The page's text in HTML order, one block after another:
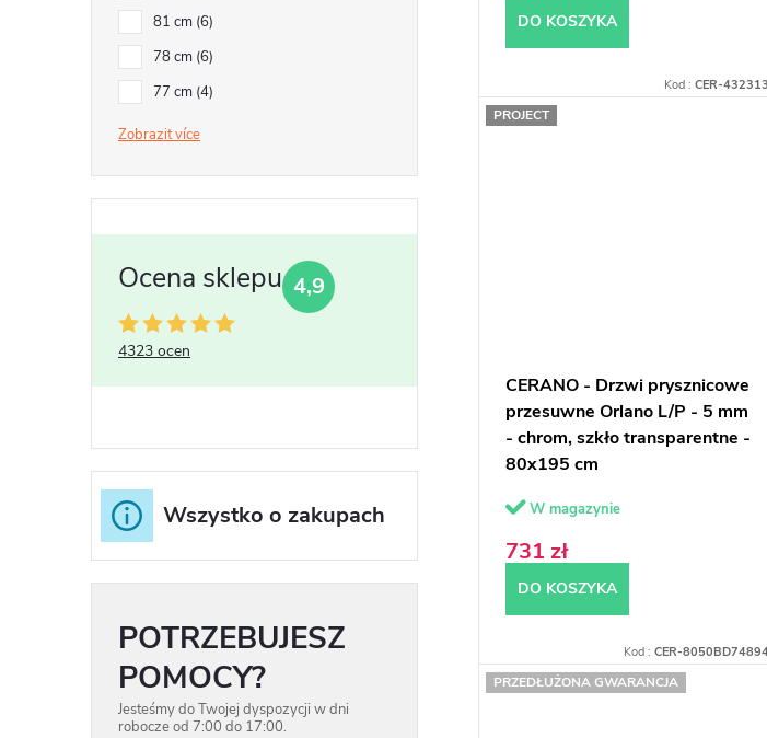
81 cm 6
78 cm 6
77 cm 4
Zobrazit
4,9
4323 ocen
Wszystko o zakupach
POTRZEBUJESZ
POMOCY?
Jesteśmy do Twojej dyspozycji w dni
robocze od 7:00 do 17:00.
DO KOSZYKA
Kod :CER-432313
PROJECT
CERANO - Drzwi prysznicowe
przesuwne Orlano L/P - 5 mm
- chrom, szkło transparentne -
80x195 cm
W magazynie
731 zł
DO KOSZYKA
Kod :CER-
PRZEDŁUŻONA GWARANCJA